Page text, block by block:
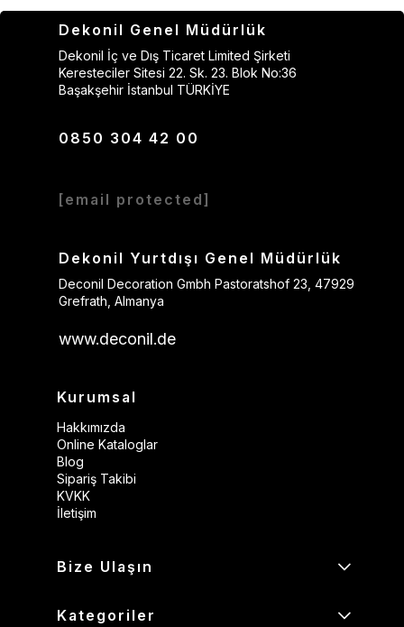
Dekonil Genel Müdürlük
Dekonil İç ve Dış Ticaret Limited Şirketi
Keresteciler Sitesi 22. Sk. 23. Blok No:36
Başakşehir İstanbul TÜRKİYE
0850 304 42 00
[email protected]
Dekonil Yurtdışı Genel Müdürlük
Deconil Decoration Gmbh Pastoratshof 23, 47929
Grefrath, Almanya
www.deconil.de
Kurumsal
Hakkımızda
Online Kataloglar
Blog
Sipariş Takibi
KVKK
İletişim
Bize Ulaşın
Kategoriler